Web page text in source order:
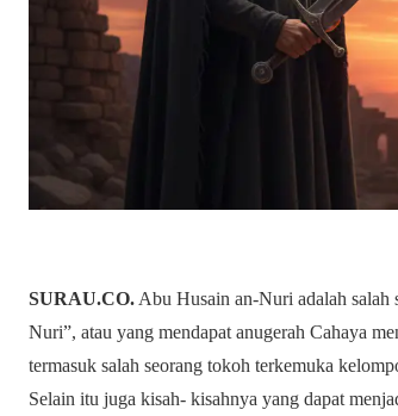
SURAU.CO.Abu Husain an-Nuri adalah salah
Nuri”, atau yang mendapat anugerah Cahaya
termasuk salah seorang tokoh terkemuka
Selain itu juga kisah- kisahnya yang dapat